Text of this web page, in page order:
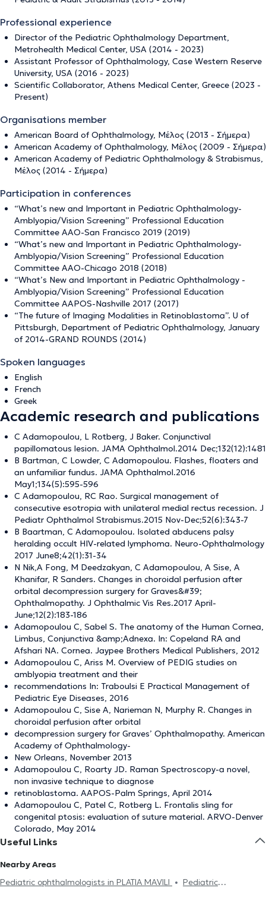
Professional experience
Director of the Pediatric Ophthalmology Department,
Metrohealth Medical Center, USA (2014 - 2023)
Assistant Professor of Ophthalmology, Case Western Reserve
University, USA (2016 - 2023)
Scientific Collaborator, Athens Medical Center, Greece (2023 -
Present)
Organisations member
Αmerican Board of Ophthalmology, Μέλος (2013 - Σήμερα)
American Academy of Ophthalmology, Μέλος (2009 - Σήμερα)
American Academy of Pediatric Ophthalmology & Strabismus,
Mέλος (2014 - Σήμερα)
Participation in conferences
“What’s new and Important in Pediatric Ophthalmology-
Amblyopia/Vision Screening” Professional Education
Committee AAΟ-San Francisco 2019 (2019)
“What’s new and Important in Pediatric Ophthalmology-
Amblyopia/Vision Screening” Professional Education
Committee AAO-Chicago 2018 (2018)
“What’s New and Important in Pediatric Ophthalmology -
Amblyopia/Vision Screening” Professional Education
Committee AAPOS-Nashville 2017 (2017)
“The future of Imaging Modalities in Retinoblastoma”. U of
Pittsburgh, Department of Pediatric Ophthalmology, January
of 2014-GRAND ROUNDS (2014)
Spoken languages
English
French
Greek
Academic research and publications
C Adamopoulou, L Rotberg, J Baker. Conjunctival
papillomatous lesion. JAMA Ophthalmol.2014 Dec;132(12):1481
B Bartman, C Lowder, C Adamopoulou. Flashes, floaters and
an unfamiliar fundus. JAMA Ophthalmol.2016
May1;134(5):595-596
C Adamopoulou, RC Rao. Surgical management of
consecutive esotropia with unilateral medial rectus recession. J
Pediatr Ophthalmol Strabismus.2015 Nov-Dec;52(6):343-7
B Baartman, C Adamopoulou. Isolated abducens palsy
heralding occult HIV-related lymphoma. Neuro-Ophthalmology
2017 June8;42(1):31-34
N Nik,A Fong, M Deedzakyan, C Adamopoulou, A Sise, A
Khanifar, R Sanders. Changes in choroidal perfusion after
orbital decompression surgery for Graves&#39;
Ophthalmopathy. J Ophthalmic Vis Res.2017 April-
June;12(2):183-186
Adamopoulou C, Sabel S. The anatomy of the Human Cornea,
Limbus, Conjunctiva &amp;Adnexa. In: Copeland RA and
Afshari NA. Cornea. Jaypee Brothers Medical Publishers, 2012
Adamopoulou C, Ariss M. Overview of PEDIG studies on
amblyopia treatment and their
recommendations In: Traboulsi E Practical Management of
Pediatric Eye Diseases, 2016
Adamopoulou C, Sise A, Narieman N, Murphy R. Changes in
choroidal perfusion after orbital
decompression surgery for Graves’ Ophthalmopathy. American
Academy of Ophthalmology-
New Orleans, November 2013
Adamopoulou C, Roarty JD. Raman Spectroscopy-a novel,
non invasive technique to diagnose
retinoblastoma. AAPOS-Palm Springs, April 2014
Adamopoulou C, Patel C, Rotberg L. Frontalis sling for
congenital ptosis: evaluation of suture material. ARVO-Denver
Colorado, May 2014
Useful Links
Nearby Areas
Pediatric ophthalmologists in PLATIA MAVILI
Pediatric